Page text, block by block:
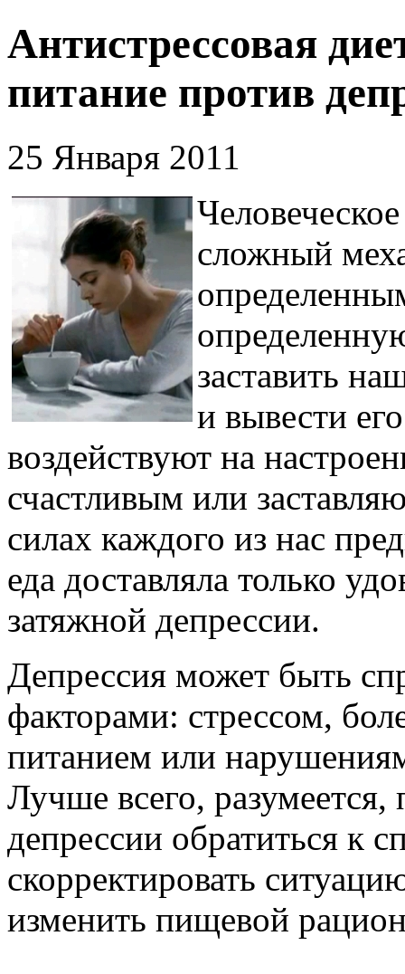
Антистрессовая
питание против
25 Января 2011
сложный
заставить
и вывести
воздействуют на
счастливым или
силах каждого из нас
еда доставляла только
затяжной депрессии.
Депрессия может быть
факторами: стрессом,
питанием или
Лучше всего,
депрессии обратиться к
скорректировать
изменить пищевой